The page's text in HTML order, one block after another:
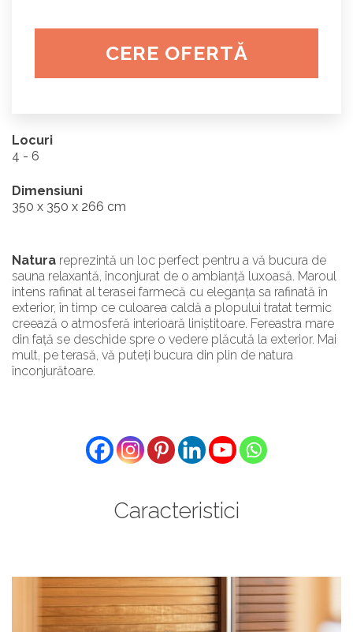
CERE OFERTĂ
Locuri
4 - 6
Dimensiuni
350 x 350 x 266 cm
Natura reprezintă un loc perfect pentru a vă bucura de
sauna relaxantă, înconjurat de o ambianță luxoasă. Maroul
intens rafinat al terasei farmecă cu eleganța sa rafinată în
exterior, în timp ce culoarea caldă a plopului tratat termic
creează o atmosferă interioară liniștitoare. Fereastra mare
din față se deschide spre o vedere plăcută la exterior. Mai
mult, pe terasă, vă puteți bucura din plin de natura
înconjurătoare.
Caracteristici